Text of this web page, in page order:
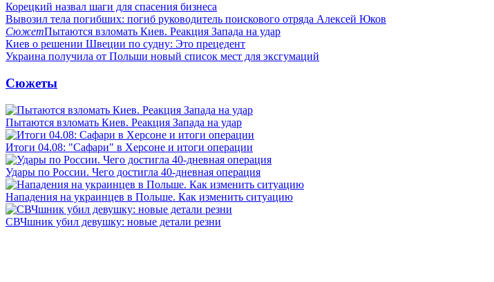
Корецкий назвал шаги для спасения бизнеса
Вывозил тела погибших: погиб руководитель поискового отряда Алексей Юков
СюжетПытаются взломать Киев. Реакция Запада на удар
Киев о решении Швеции по судну: Это прецедент
Украина получила от Польши новый список мест для эксгумаций
Сюжеты
Пытаются взломать Киев. Реакция Запада на удар
Итоги 04.08: "Сафари" в Херсоне и итоги операции
Удары по России. Чего достигла 40-дневная операция
Нападения на украинцев в Польше. Как изменить ситуацию
СВЧшник убил девушку: новые детали резни